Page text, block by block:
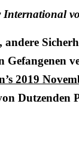
2019
Dutzenden